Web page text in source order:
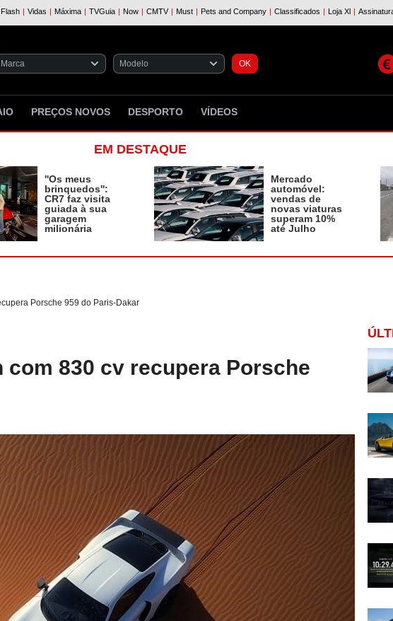
PREÇOS NOVOS DESPORTO VÍDEOS
EM DESTAQUE
''Os meus
brinquedos'':
CR7 faz visita
guiada à sua
garagem
milionária
Mercado
automóvel:
vendas de
novas viaturas
superam 10%
até Julho
Porsche 959 do Paris-Dakar
830 cv recupera Porsche